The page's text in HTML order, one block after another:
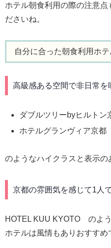
ホテル朝食利用の際の注意点
ださいね。
自分に合った朝食利用ホ
高級感ある空間で非日常を
ダブルツリーbyヒルトン
ホテルグランヴィア京都
のようなハイクラスと表示の
京都の雰囲気を感じて1人
HOTEL KUU KYOTO のよ
ホテルは風情もありおすすめ